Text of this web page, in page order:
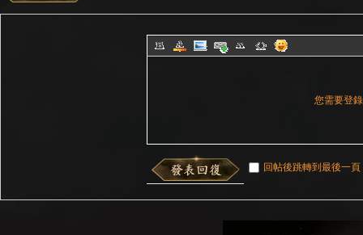
您需要登
回帖後跳轉到最後一頁